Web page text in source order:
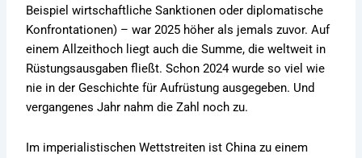
Beispiel wirtschaftliche Sanktionen oder diplomatische
Konfrontationen) – war 2025 höher als jemals zuvor. Auf
einem Allzeithoch liegt auch die Summe, die weltweit in
Rüstungsausgaben fließt. Schon 2024 wurde so viel wie
nie in der Geschichte für Aufrüstung ausgegeben. Und
vergangenes Jahr nahm die Zahl noch zu.
Im imperialistischen Wettstreiten ist China zu einem